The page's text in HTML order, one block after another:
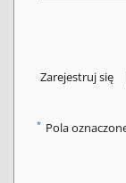
Zarejestruj się
* Pola